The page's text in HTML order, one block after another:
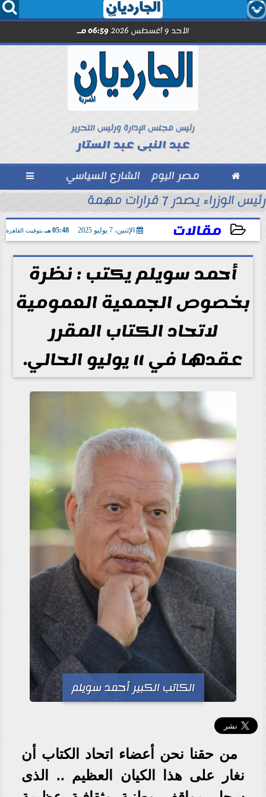
  
الأحد 9 أغسطس 2026 06:59 مـ
رئيس مجلس الإدارة ورئيس التحرير
عبد النبى عبد الستار
 مصر اليوم الشارع السياسي 
مع الصحفيين حاملى كارنيه النقابة
رئيس الوزراء يصدر 7 قرارات مهمة
مقالات الإثنين، 7 يوليو 2025 05:48 مـ بتوقيت القاهرة
2025-07-07 17:48:49
أحمد سويلم يكتب : نظرة
بخصوص الجمعية العمومية
لاتحاد الكتاب المقرر
عقدها في ١١ يوليو الحالي.
الكاتب الكبير أحمد سويلم
من حقنا نحن أعضاء اتحاد الكتاب أن
نغار على هذا الكيان العظيم .. الذى